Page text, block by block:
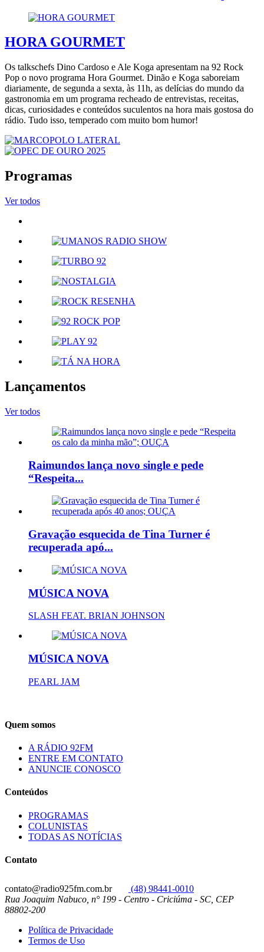
HORA GOURMET
Os talkschefs Dino Cardoso e Ale Koga apresentam na 92 Rock
Pop o novo programa Hora Gourmet. Dinão e Koga saboreiam
diariamente, de segunda a sexta, às 11h, as delícias do mundo da
gastronomia em um programa recheado de entrevistas, receitas,
dicas, curiosidades e conteúdos suculentos na hora mais gostosa do
rádio. Tudo isso, temperado com muito bom humor!
Programas
Ver todos
Lançamentos
Ver todos
Raimundos lança novo single e pede
“Respeita...
Gravação esquecida de Tina Turner é
recuperada apó...
MÚSICA NOVA
SLASH FEAT. BRIAN JOHNSON
MÚSICA NOVA
PEARL JAM
Quem somos
A RÁDIO 92FM
ENTRE EM CONTATO
ANUNCIE CONOSCO
Conteúdos
PROGRAMAS
COLUNISTAS
TODAS AS NOTÍCIAS
Contato
contato@radio925fm.com.br
(48) 98441-0010
Rua Joaquim Nabuco, n° 199 - Centro - Criciúma - SC, CEP
88802-200
Política de Privacidade
Termos de Uso